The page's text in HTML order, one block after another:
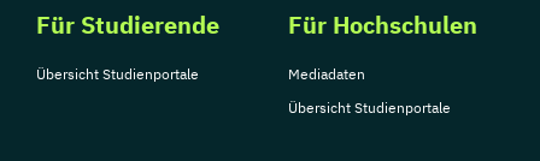
Für Studierende
Übersicht Studienportale
Für Hochschulen
Mediadaten
Übersicht Studienportale